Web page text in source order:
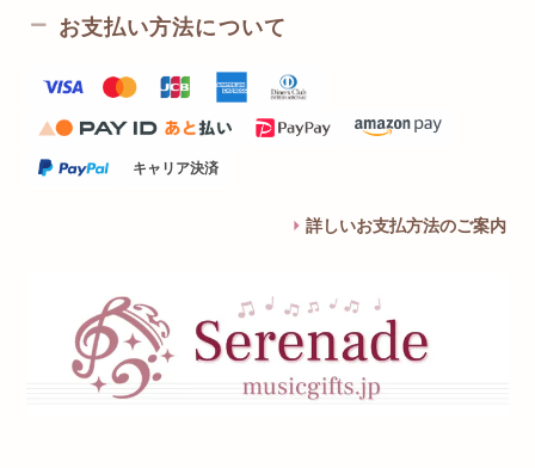
お支払い方法について
キャリア決済
詳しいお支払方法のご案内